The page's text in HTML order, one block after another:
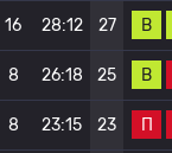
16 28:12 27 В
8 26:18 25 В
8 23:15 23 П